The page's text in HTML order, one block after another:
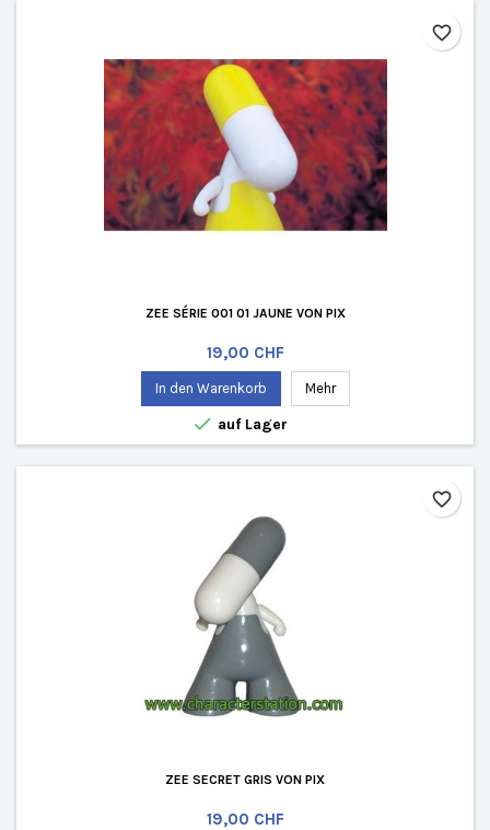
ZEE SÉRIE 001 01 JAUNE VON PIX
Preis
19,00 CHF
In den Warenkorb Mehr
 auf Lager
favorite_border
ZEE SECRET GRIS VON PIX
Preis
19,00 CHF
favorite_border